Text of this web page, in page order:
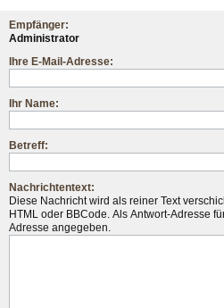
Empfänger:
Administrator
Ihre E-Mail-Adresse:
Ihr Name:
Betreff:
Nachrichtentext:
Diese Nachricht wird als reiner Text
HTML oder BBCode. Als Antwort-Adresse
Adresse angegeben.